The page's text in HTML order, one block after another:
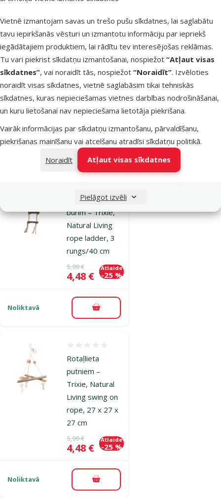
Vietnē izmantojam savas un trešo pušu sīkdatnes, lai saglabātu
tavu iepirkšanās vēsturi un izmantotu informāciju par iepriekš
iegādātajiem produktiem, lai rādītu tev interesējošas reklāmas.
Tu vari piekrist sīkdatņu izmantošanai, nospiežot “Atļaut visas
sīkdatnes”, vai noraidīt tās, nospiežot “Noraidīt”. Izvēloties
noraidīt visas sīkdatnes, vietnē saglabāsim tikai tehniskās
sīkdatnes, kuras nepieciešamas vietnes darbības nodrošināšanai,
un kuru lietošanai nav nepieciešama lietotāja piekrišana.
Vairāk informācijas par sīkdatņu izmantošanu, pārvaldīšanu,
piekrišanas mainīšanu vai atcelšanu atradīsi sīkdatņu politikā.
Noraidīt
Atļaut visas sīkdatnes
Pielāgot izvēli
Rotaļlieta
putniem – Bird
coloured with
ropes, 40 x 32
cm
Oriģinālā cena
6,99 €
Cena
5,24 €
Atlaide
-25 %
Izdevīgi 🛍️ iesaka
Trepītes putnu
būrim – Trixie,
Natural Living
rope ladder, 3
rungs/40 cm
Oriģinālā cena
5,99 €
Cena
4,48 €
Atlaide
-25 %
Noliktavā Pievienot grozam
Rotaļlieta
putniem –
Trixie, Natural
Living swing on
rope, 27 x 27 x
27 cm
Oriģinālā cena
5,99 €
Cena
4,48 €
Atlaide
-25 %
Noliktavā Pievienot grozam